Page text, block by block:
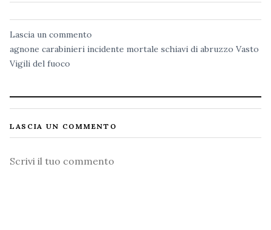
Lascia un commento
agnone carabinieri incidente mortale schiavi di abruzzo Vasto
Vigili del fuoco
LASCIA UN COMMENTO
Commento